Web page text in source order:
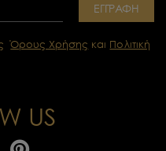
ΕΓΓΡΑΦΗ
Όρους Χρήσης και Πολιτική
US